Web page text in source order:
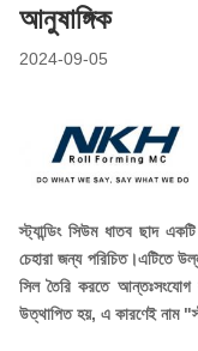
আনুষাঙ্গিক
2024-09-05
স্ট্যান্ডিং সিউম ধাতব ছাদ
চেহারা জন্য পরিচিত।এটিতে
সিল তৈরি করতে আন্তঃসংযোগ
উত্থাপিত হয়, এ কারণেই নাম